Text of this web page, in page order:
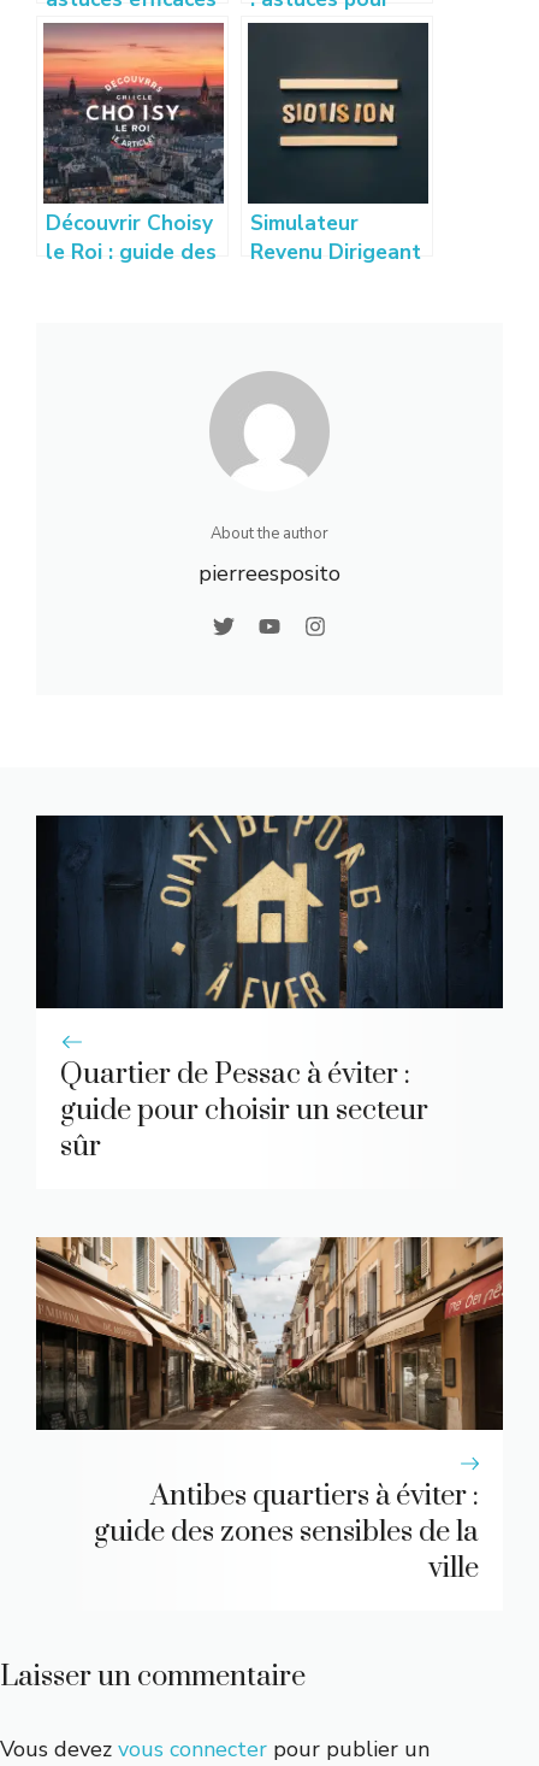
pour vendre son
appartement
rapidement
bien calculer et
droits
Découvrir Choisy
le Roi : guide des
Simulateur
Revenu Dirigeant
entreprise-
france.com
About the author
pierreesposito
Quartier de Pessac à éviter :
guide pour choisir un secteur
sûr
Antibes quartiers à éviter :
guide des zones sensibles de la
ville
Laisser un commentaire
Vous devez vous connecter pour publier un